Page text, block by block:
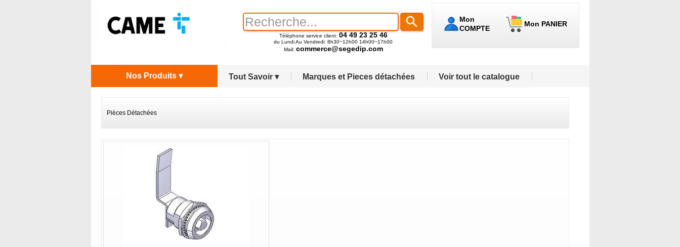
Mon
COMPTE
Mon PANIER
Téléphone service client: 04 49 23 25 46
du Lundi Au Vendredi: 8h30~12h00 14h00~17h00
Mail: commerce@segedip.com
Tout Savoir ▾ Marques et Pieces détachées Voir tout le catalogue
Nos Produits ▾
Pièces Détachées